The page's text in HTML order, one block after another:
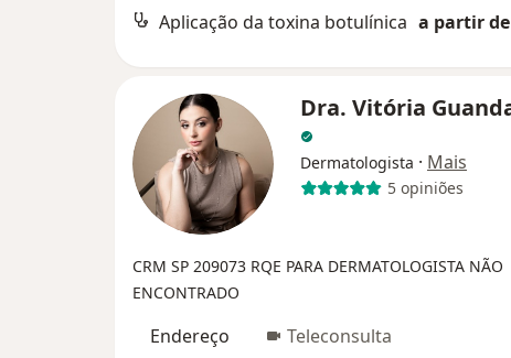
Aplicação da toxina botulínica a partir de
Dra. Vitória
Dermatologista · Mais
5 opiniões
CRM SP 209073 RQE PARA DERMATOLOGISTA NÃO
ENCONTRADO
Endereço Teleconsulta